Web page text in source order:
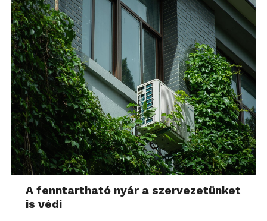
A fenntartható nyár a szervezetünket
is védi